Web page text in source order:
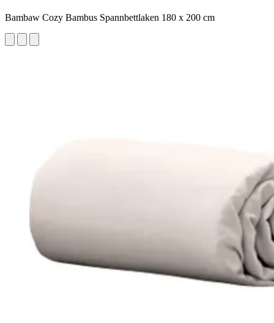
Bambaw Cozy Bambus Spannbettlaken 180 x 200 cm